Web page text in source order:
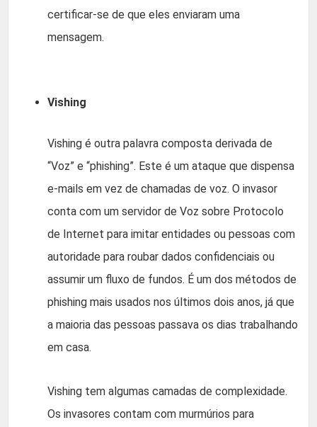
certificar-se de que eles enviaram uma
mensagem.
Vishing
Vishing é outra palavra composta derivada de
“Voz” e “phishing”. Este é um ataque que dispensa
e-mails em vez de chamadas de voz. O invasor
conta com um servidor de Voz sobre Protocolo
de Internet para imitar entidades ou pessoas com
autoridade para roubar dados confidenciais ou
assumir um fluxo de fundos. É um dos métodos de
phishing mais usados nos últimos dois anos, já que
a maioria das pessoas passava os dias trabalhando
em casa.
Vishing tem algumas camadas de complexidade.
Os invasores contam com murmúrios para